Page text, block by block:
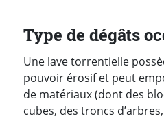
Type de dégâts
Une lave torrentielle
pouvoir érosif et peut
de matériaux (dont des
cubes, des troncs